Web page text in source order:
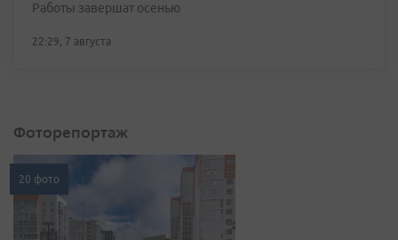
Работы завершат осенью
22:29, 7 августа
Фоторепортаж
20 фото